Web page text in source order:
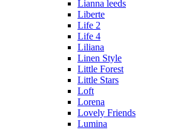
Lianna leeds
Liberte
Life 2
Life 4
Liliana
Linen Style
Little Forest
Little Stars
Loft
Lorena
Lovely Friends
Lumina